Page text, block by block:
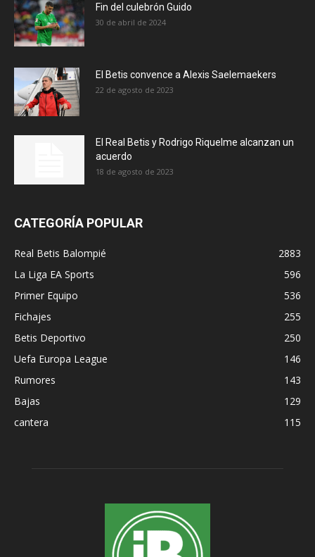
Fin del culebrón Guido
30 de abril de 2024
El Betis convence a Alexis Saelemaekers
22 de agosto de 2023
El Real Betis y Rodrigo Riquelme alcanzan un
acuerdo
18 de agosto de 2023
CATEGORÍA POPULAR
Real Betis Balompié
2883
La Liga EA Sports
596
Primer Equipo
536
Fichajes
255
Betis Deportivo
250
Uefa Europa League
146
Rumores
143
Bajas
129
cantera
115